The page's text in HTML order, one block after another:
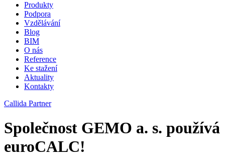
Produkty
Podpora
Vzdělávání
Blog
BIM
O nás
Reference
Ke stažení
Aktuality
Kontakty
Callida Partner
Společnost GEMO a. s. používá
euroCALC!